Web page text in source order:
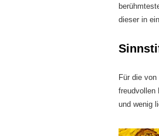
dieser in
Für die
freudvollen
und wenig